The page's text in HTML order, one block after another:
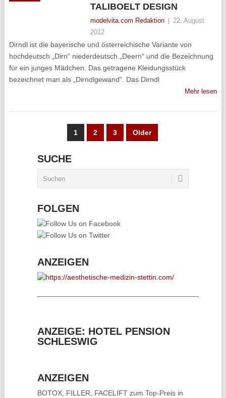
TALIBOELT DESIGN
modelvita.com Redaktion
22. August
2012
Dirndl ist die bayerische und österreichische Variante von
hochdeutsch „Dirn“ niederdeutsch „Deern“ und die Bezeichnung
für ein junges Mädchen. Das getragene Kleidungsstück
bezeichnet man als „Dirndlgewand“. Das Dirndl
Mehr lesen
SEITENNUMMERIERUNG
BEITRÄGE
1 2 3 Older
SUCHE
FOLGEN
ANZEIGEN
ANZEIGE: HOTEL PENSION
SCHLESWIG
ANZEIGEN
BOTOX, FILLER, FACELIFTzum Top-Preis in